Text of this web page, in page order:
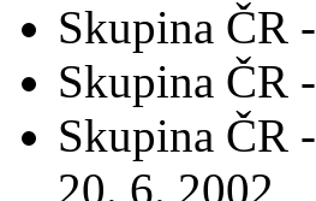
Skupina ČR -
Skupina ČR -
Skupina ČR -
20. 6. 2002